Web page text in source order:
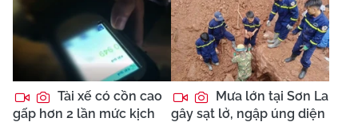
Tài xế có cồn cao
gấp hơn 2 lần mức kịch
Mưa lớn tại Sơn La
gây sạt lở, ngập úng diện